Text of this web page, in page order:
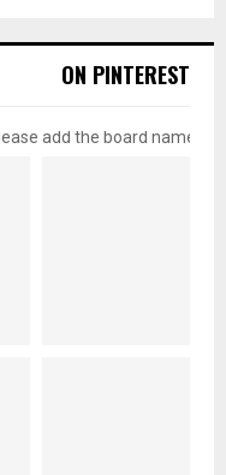
ON PINTEREST
add the board name